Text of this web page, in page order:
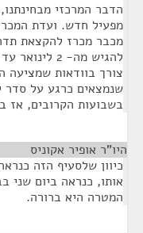
הדבר המרכזי
מפעיל חדש. ועדת
מכבר מכרז להקצאת
צורך בוודאות שמציעה
שנמצאים כרגע על סדר
בשבועות הקרובים,
היו"ר אופיר אקוניס
כיוון שלסעיף הזה
אותו, כנראה ביום שני
המטרה היא ברורה.